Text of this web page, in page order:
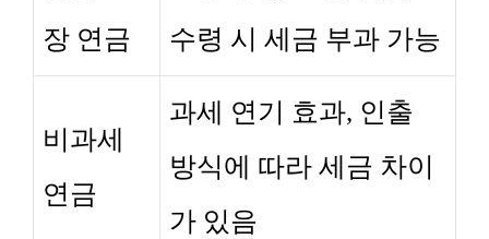
장 연금
수령 시 세금 부과 가능
비과세
연금
과세 연기 효과, 인출
방식에 따라 세금 차이
가 있음